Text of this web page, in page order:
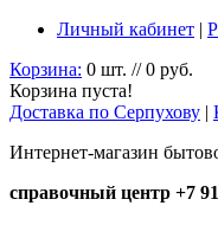
Личный кабинет |
Корзина: 0 шт. // 0 руб.
Корзина пуста!
Доставка по Серпухову |
Интернет-магазин
справочный центр +7